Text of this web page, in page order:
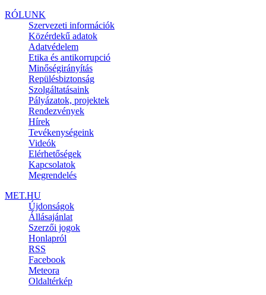
RÓLUNK
Szervezeti információk
Közérdekű adatok
Adatvédelem
Etika és antikorrupció
Minőségirányítás
Repülésbiztonság
Szolgáltatásaink
Pályázatok, projektek
Rendezvények
Hírek
Tevékenységeink
Videók
Elérhetőségek
Kapcsolatok
Megrendelés
MET.HU
Újdonságok
Állásajánlat
Szerzői jogok
Honlapról
RSS
Facebook
Meteora
Oldaltérkép